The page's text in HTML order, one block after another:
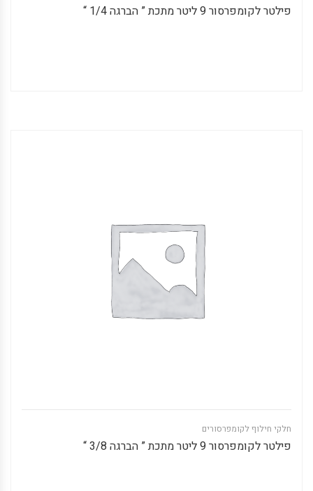
פילטר לקומפרסור 9 ליטר מתכת ” הברגה 1/4 “
חלקי חילוף לקומפרסורים
פילטר לקומפרסור 9 ליטר מתכת ” הברגה 3/8 “